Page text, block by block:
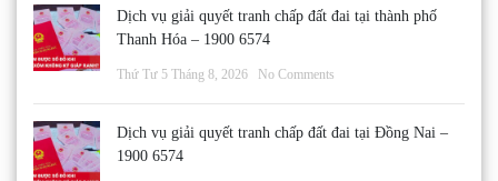
Dịch vụ giải quyết tranh chấp đất đai tại thành phố
Thanh Hóa – 1900 6574
Thứ Tư 5 Tháng 8, 2026 No Comments
Dịch vụ giải quyết tranh chấp đất đai tại Đồng Nai –
1900 6574